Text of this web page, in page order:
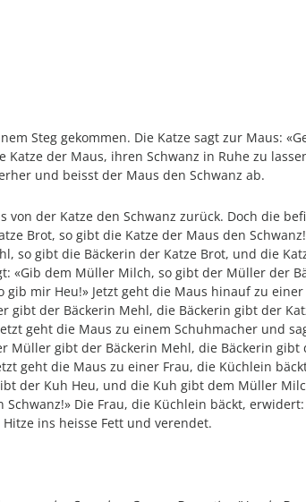
Steg gekommen. Die Katze sagt zur Maus:
Katze der Maus, ihren Schwanz in Ruhe zu
und beisst der Maus den Schwanz ab.
der Katze den Schwanz zurück. Doch die
Brot, so gibt die Katze der Maus den
so gibt die Bäckerin der Katze Brot, und die
«Gib dem Müller Milch, so gibt der Müller der
gib mir Heu!» Jetzt geht die Maus hinauf zu
der Bäckerin Mehl, die Bäckerin gibt der
geht die Maus zu einem Schuhmacher und
gibt der Bäckerin Mehl, die Bäckerin
geht die Maus zu einer Frau, die Küchlein
der Kuh Heu, und die Kuh gibt dem Müller
Die Frau, die Küchlein bäckt,
ins heisse Fett und verendet.